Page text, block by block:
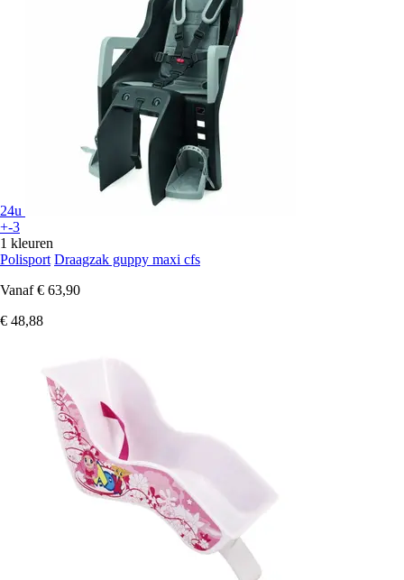
24u
+-3
1 kleuren
Polisport Draagzak guppy maxi cfs
Vanaf € 63,90
€ 48,88